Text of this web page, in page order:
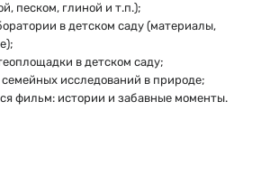
песком, глиной и т.п.);
в детском саду (материалы,
в детском саду;
исследований в природе;
фильм: истории и забавные моменты.